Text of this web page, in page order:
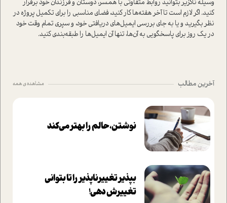
وسيله ناگزير بتوانيد روابط متفاوتی با همسر، دوستان و فرزندان خود برقرار
كنيد. اگر لازم است تا آخر هفته‌ها کار کنید، فضای مناسبی را برای تکمیل پروژه در
نظر بگیرید و یا به جاي بررسي ایمیل‌های دریافتی خود، و سپري تمام وقت خود
در يك روز براي پاسخگويي به آن‌ها، تنها آن ايميل‌ها را طبقه‌بندی کنید.
آخرین مطالب مشاهده ی همه
نوشتن، حالم را بهتر می‌کند
بپذير تغييرناپذير را تا بتواني
تغييرش دهي!‏